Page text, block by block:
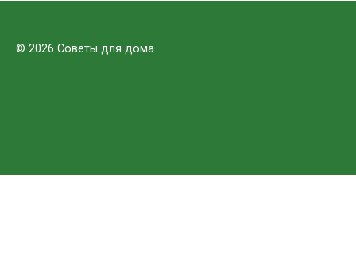
© 2026 Советы для дома